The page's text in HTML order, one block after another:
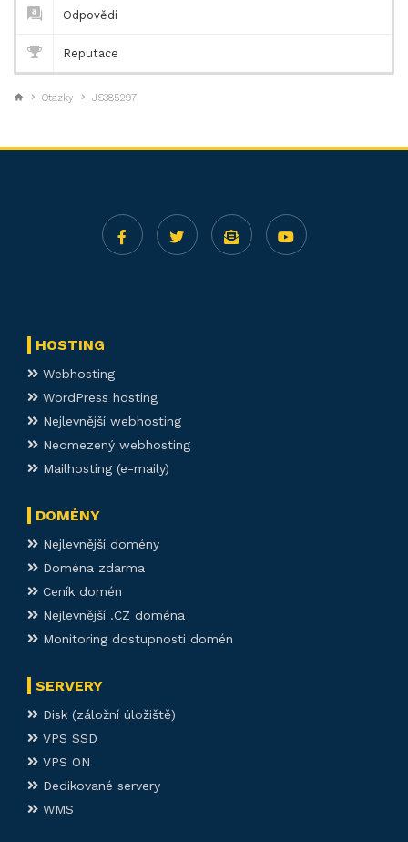
Odpovědi
Reputace
Otazky JS385297
HOSTING
Webhosting
WordPress hosting
Nejlevnější webhosting
Neomezený webhosting
Mailhosting (e-maily)
DOMÉNY
Nejlevnější domény
Doména zdarma
Ceník domén
Nejlevnější .CZ doména
Monitoring dostupnosti domén
SERVERY
Disk (záložní úložiště)
VPS SSD
VPS ON
Dedikované servery
WMS